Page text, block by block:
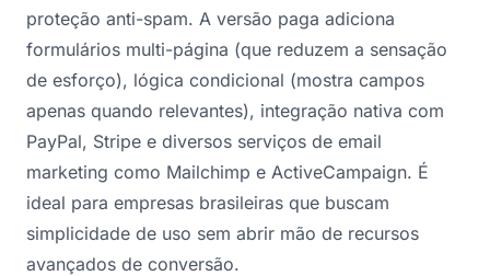
proteção anti-spam. A versão paga adiciona
formulários multi-página (que reduzem a sensação
de esforço), lógica condicional (mostra campos
apenas quando relevantes), integração nativa com
PayPal, Stripe e diversos serviços de email
marketing como Mailchimp e ActiveCampaign. É
ideal para empresas brasileiras que buscam
simplicidade de uso sem abrir mão de recursos
avançados de conversão.